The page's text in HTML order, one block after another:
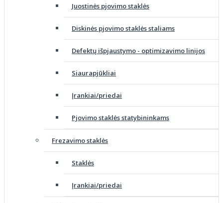
Juostinės pjovimo staklės
Diskinės pjovimo staklės staliams
Defektų išpjaustymo - optimizavimo linijos
Siaurapjūkliai
Įrankiai/priedai
Pjovimo staklės statybininkams
Frezavimo staklės
Staklės
Įrankiai/priedai